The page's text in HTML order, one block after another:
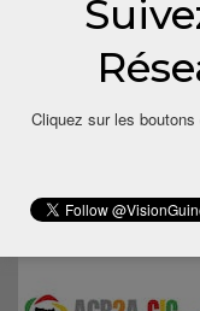
Cliquez sur les